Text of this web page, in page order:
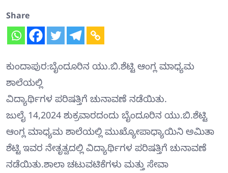
Share
ಕುಂದಾಪುರ:ಬೈಂದೂರಿನ ಯು.ಬಿ.ಶೆಟ್ಟಿ ಆಂಗ್ಲ ಮಾಧ್ಯಮ
ಶಾಲೆಯಲ್ಲಿ
ವಿದ್ಯಾರ್ಥಿಗಳ ಪರಿಷತ್ತಿಗೆ ಚುನಾವಣೆ ನಡೆಯಿತು.
ಜುಲೈ 14,2024 ಶುಕ್ರವಾರದಂದು ಬೈಂದೂರಿನ ಯು.ಬಿ.ಶೆಟ್ಟಿ
ಆಂಗ್ಲ ಮಾಧ್ಯಮ ಶಾಲೆಯಲ್ಲಿ ಮುಖ್ಯೋಪಾಧ್ಯಾಯಿನಿ ಅಮಿತಾ
ಶೆಟ್ಟಿ ಇವರ ನೇತೃತ್ವದಲ್ಲಿ ವಿದ್ಯಾರ್ಥಿಗಳ ಪರಿಷತ್ತಿಗೆ ಚುನಾವಣೆ
ನಡೆಯಿತು.ಶಾಲಾ ಚಟುವಟಿಕೆಗಳು ಮತ್ತು ಸೇವಾ